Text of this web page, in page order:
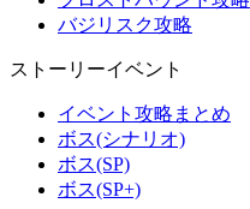
バジリスク攻略
ストーリーイベント
イベント攻略まとめ
ボス(シナリオ)
ボス(SP)
ボス(SP+)